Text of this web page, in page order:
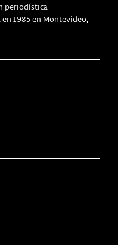
periodística
1985 en Montevideo,